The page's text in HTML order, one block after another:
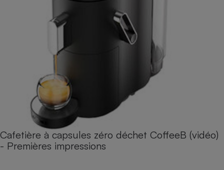
Cafetière à capsules zéro déchet CoffeeB (vidéo)
- Premières impressions